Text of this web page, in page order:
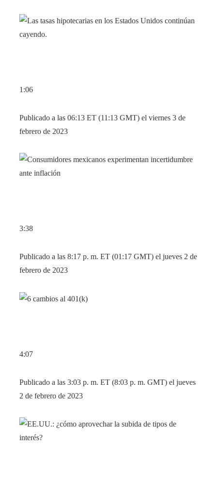
1:06
Publicado a las 06:13 ET (11:13 GMT) el viernes 3 de
febrero de 2023
3:38
Publicado a las 8:17 p. m. ET (01:17 GMT) el jueves 2 de
febrero de 2023
4:07
Publicado a las 3:03 p. m. ET (8:03 p. m. GMT) el jueves
2 de febrero de 2023